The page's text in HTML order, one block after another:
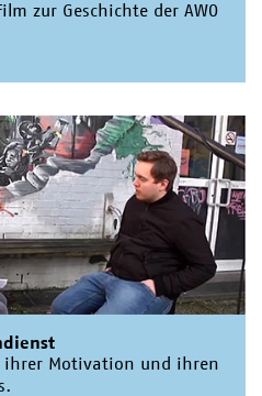
zur Geschichte der AWO
ihrer Motivation und ihren